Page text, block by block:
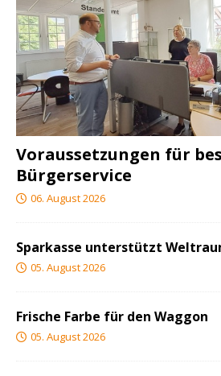
Voraussetzungen für
Bürgerservice
06. August 2026
Sparkasse unterstützt
05. August 2026
Frische Farbe für den Waggon
05. August 2026